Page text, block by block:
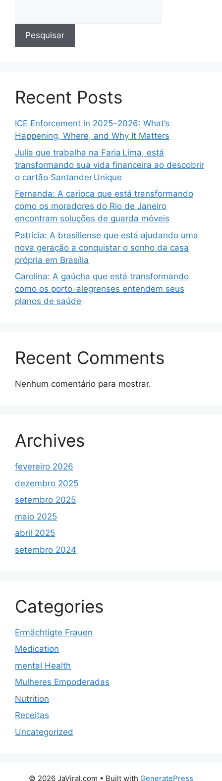
Pesquisar
Recent Posts
ICE Enforcement in 2025–2026: What’s
Happening, Where, and Why It Matters
Julia que trabalha na Faria Lima, está
transformando sua vida financeira ao descobrir
o cartão Santander Unique
Fernanda: A carioca que está transformando
como os moradores do Rio de Janeiro
encontram soluções de guarda móveis
Patrícia: A brasiliense que está ajudando uma
nova geração a conquistar o sonho da casa
própria em Brasília
Carolina: A gaúcha que está transformando
como os porto-alegrenses entendem seus
planos de saúde
Recent Comments
Nenhum comentário para mostrar.
Archives
fevereiro 2026
dezembro 2025
setembro 2025
maio 2025
abril 2025
setembro 2024
Categories
Ermächtigte Frauen
Medication
mental Health
Mulheres Empoderadas
Nutrition
Receitas
Uncategorized
© 2026 JaViral.com • Built with GeneratePress